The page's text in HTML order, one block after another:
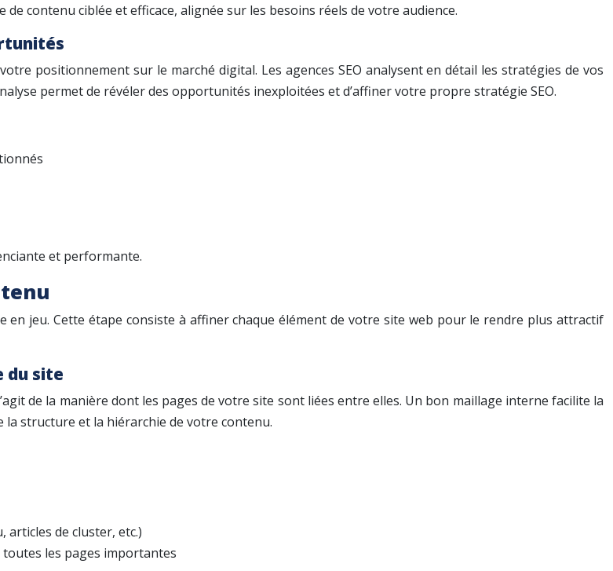
contenu ciblée et efficace, alignée sur les besoins réels de votre audience.
positionnement sur le marché digital. Les agences SEO analysent en détail les stratégies de vos
permet de révéler des opportunités inexploitées et d’affiner votre propre stratégie SEO.
et performante.
en jeu. Cette étape consiste à affiner chaque élément de votre site web pour le rendre plus attractif
du site
de la manière dont les pages de votre site sont liées entre elles. Un bon maillage interne facilite la
structure et la hiérarchie de votre contenu.
articles de cluster, etc.)
toutes les pages importantes